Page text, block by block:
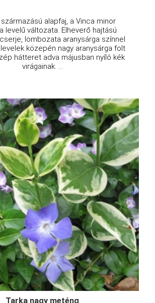
alapfaj, a Vinca minor
levelű változata. Elheverő hajtású
lombozata aranysárga színnel
közepén nagy aranysárga folt
hátteret adva májusban nyíló kék
virágainak. ...
Tarka nagy meténg